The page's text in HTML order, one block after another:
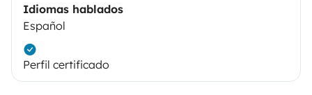
Idiomas hablados
Español
Perfil certificado